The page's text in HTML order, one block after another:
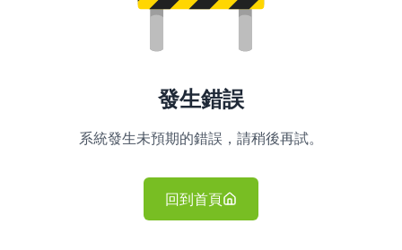
發生錯誤
系統發生未預期的錯誤，請稍後再試。
回到首頁